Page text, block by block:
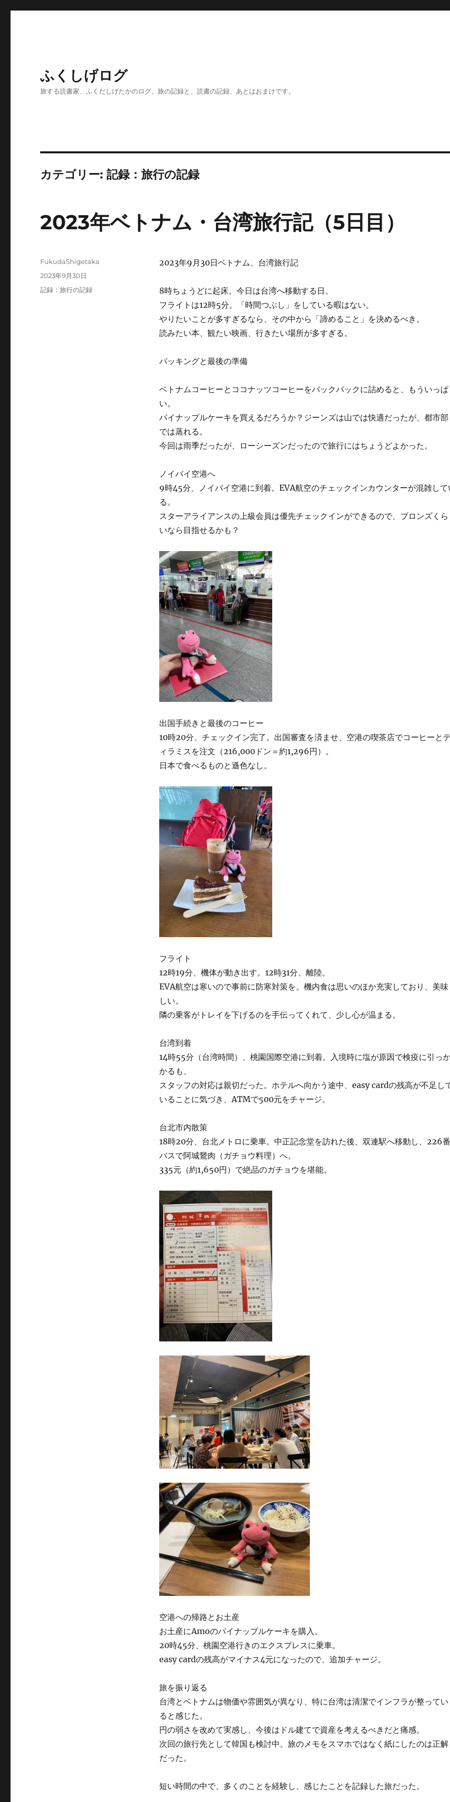
ふくしげログ
旅する読書家、ふくだしげたかのログ。旅の記録と、読書の記録、あとはおまけです。
カテゴリー:記録：旅行の記録
2023年ベトナム・台湾旅行記（5日目）
2023年9月30日ベトナム、台湾旅行記
8時ちょうどに起床。今日は台湾へ移動する日。
フライトは12時5分。「時間つぶし」をしている暇はない。
やりたいことが多すぎるなら、その中から「諦めること」を決めるべき。
読みたい本、観たい映画、行きたい場所が多すぎる。
パッキングと最後の準備
ベトナムコーヒーとココナッツコーヒーをバックパックに詰めると、もういっぱ
い。
パイナップルケーキを買えるだろうか？ジーンズは山では快適だったが、都市部
では蒸れる。
今回は雨季だったが、ローシーズンだったので旅行にはちょうどよかった。
ノイバイ空港へ
9時45分、ノイバイ空港に到着。EVA航空のチェックインカウンターが混雑して
る。
スターアライアンスの上級会員は優先チェックインができるので、ブロンズくら
いなら目指せるかも？
出国手続きと最後のコーヒー
10時20分、チェックイン完了。出国審査を済ませ、空港の喫茶店でコーヒーとテ
ィラミスを注文（216,000ドン＝約1,296円）。
日本で食べるものと遜色なし。
フライト
12時19分、機体が動き出す。12時31分、離陸。
EVA航空は寒いので事前に防寒対策を。機内食は思いのほか充実しており、美味
しい。
隣の乗客がトレイを下げるのを手伝ってくれて、少し心が温まる。
台湾到着
14時55分（台湾時間）、桃園国際空港に到着。入境時に塩が原因で検疫に引っ
かるも、
スタッフの対応は親切だった。ホテルへ向かう途中、easy cardの残高が不足し
いることに気づき、ATMで500元をチャージ。
台北市内散策
18時20分、台北メトロに乗車。中正記念堂を訪れた後、双連駅へ移動し、226番
バスで阿城鵞肉（ガチョウ料理）へ。
335元（約1,650円）で絶品のガチョウを堪能。
空港への帰路とお土産
お土産にAmoのパイナップルケーキを購入。
20時45分、桃園空港行きのエクスプレスに乗車。
easy cardの残高がマイナス4元になったので、追加チャージ。
旅を振り返る
台湾とベトナムは物価や雰囲気が異なり、特に台湾は清潔でインフラが整ってい
ると感じた。
円の弱さを改めて実感し、今後はドル建てで資産を考えるべきだと痛感。
次回の旅行先として韓国も検討中。旅のメモをスマホではなく紙にしたのは正解
だった。
短い時間の中で、多くのことを経験し、感じたことを記録した旅だった。
投
FukudaShigetaka
投
稿
2023年9月30日
カ
記録：旅行の記録